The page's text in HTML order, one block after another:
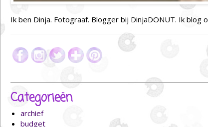
Ik ben Dinja. Fotograaf. Blogger bij DinjaDONUT. Ik
Categorieën
archief
budget